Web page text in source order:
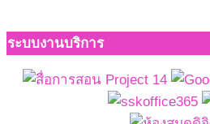
ระบบงานบริการ